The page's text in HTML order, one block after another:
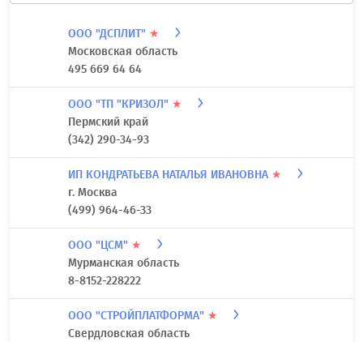
ООО "ДСПЛИТ" ★
Московская область
495 669 64 64
ООО "ТП "КРИЗОЛ" ★
Пермский край
(342) 290-34-93
ИП КОНДРАТЬЕВА НАТАЛЬЯ ИВАНОВНА ★
г. Москва
(499) 964-46-33
ООО "ЦСМ" ★
Мурманская область
8-8152-228222
ООО "СТРОЙПЛАТФОРМА" ★
Свердловская область